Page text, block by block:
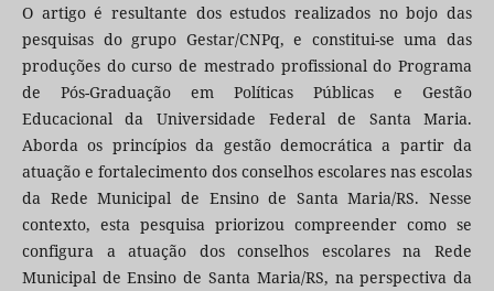
O artigo é resultante dos estudos realizados no bojo das
pesquisas do grupo Gestar/CNPq, e constitui-se uma das
produções do curso de mestrado profissional do Programa
de Pós-Graduação em Políticas Públicas e Gestão
Educacional da Universidade Federal de Santa Maria.
Aborda os princípios da gestão democrática a partir da
atuação e fortalecimento dos conselhos escolares nas escolas
da Rede Municipal de Ensino de Santa Maria/RS. Nesse
contexto, esta pesquisa priorizou compreender como se
configura a atuação dos conselhos escolares na Rede
Municipal de Ensino de Santa Maria/RS, na perspectiva da